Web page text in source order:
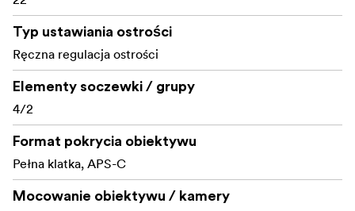
Kompatybilny z Optic Swap: Nie
Przysłona: f/3.5 stała
Przysłona kołowa: Tak
Maksymalny współczynnik reprodukcji: 1:5
Kompatybilność formatu: 35mm Full Frame; APS-C
Kompatybilność z aparatami: Aparaty MIL
Typ ustawiania ostrości
Ręczna regulacja ostrości
Elementy soczewki / grupy
4/2
Format pokrycia obiektywu
Pełna klatka, APS-C
Mocowanie obiektywu / kamery